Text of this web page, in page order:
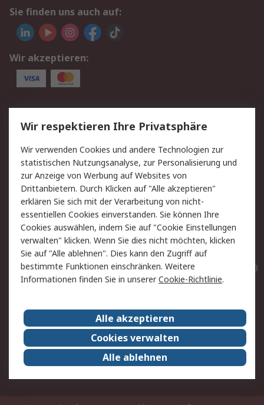
Sie finden uns auch auf:
Wir akzeptieren:
Service
Value Added Services
Lieferlösungen
Rücksendungen
Kontakt
Hilfe
Privatkunden
Rechtliches
AGB
Datenschutz
Cookie-Richtlinie
Zahlungsbedingungen
Copyright/Impressum
Entsorgung
Elektrogeräte/Batterien
RS weltweit
Karriere bei RS
Nachhaltigkeit
Qualität/Umwelt/ZertifikatePresse-Center
Event-Center
Wir respektieren Ihre Privatsphäre
Wir verwenden Cookies und andere Technologien zur
statistischen Nutzungsanalyse, zur Personalisierung und
zur Anzeige von Werbung auf Websites von
Drittanbietern. Durch Klicken auf "Alle akzeptieren"
erklären Sie sich mit der Verarbeitung von nicht-
essentiellen Cookies einverstanden. Sie können Ihre
Cookies auswählen, indem Sie auf "Cookie Einstellungen
verwalten" klicken. Wenn Sie dies nicht möchten, klicken
Sie auf "Alle ablehnen". Dies kann den Zugriff auf
bestimmte Funktionen einschränken. Weitere
Informationen finden Sie in unsererCookie-Richtlinie.
Alle akzeptieren
Cookies verwalten
Alle ablehnen